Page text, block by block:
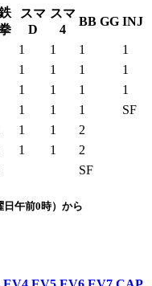
スマ
D
スマ
4
BB GG INJ
1 1 1
1
1 1 1
1
1 1 1
1
1 1 1
SF
1 1
2
1 1
2
SF
午前0時）から